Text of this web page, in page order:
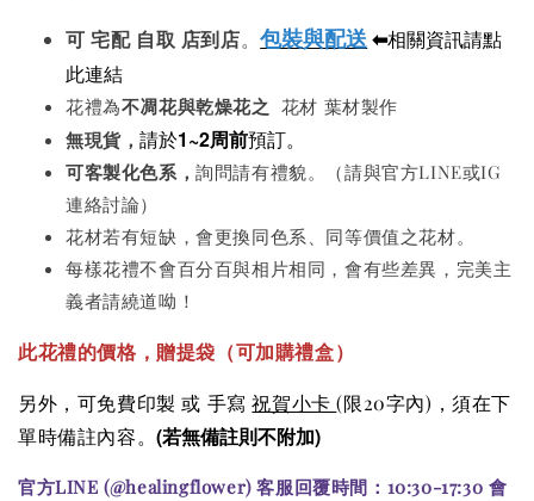
可宅配 自取 店到店。包裝與配送⬅相關資訊請點
此連結
花禮為不凋花與乾燥花之 花材 葉材製作
無現貨，請於1~2周前預訂。
可客製化色系，詢問請有禮貌。（請與官方LINE或IG
連絡討論）
花材若有短缺，會更換同色系、同等價值之花材。
每樣花禮不會百分百與相片相同，會有些差異，完美主
義者請繞道呦！
此花禮的價格 ，贈提袋（可加購禮盒）
另外，可免費印製 或 手寫祝賀小卡(限20字內) ，須在下
單時備註內容。(若無備註則不附加)
官方LINE (@healingflower) 客服回覆時間：10:30-17:30 會